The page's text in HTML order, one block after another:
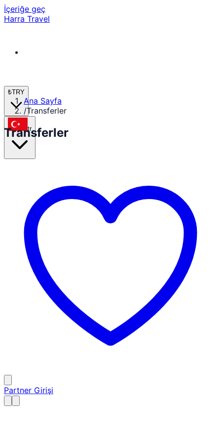
İçeriğe geç
Harra Travel
₺TRY
tr
Partner Girişi
Ana Sayfa
/Transferler
Transferler